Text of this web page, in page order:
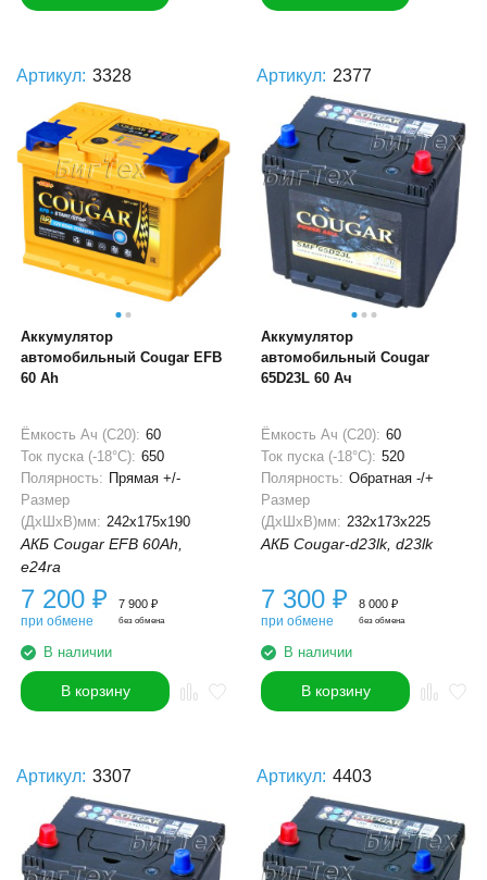
Артикул: 3328
Аккумулятор
автомобильный Cougar EFB
60 Ah
Ёмкость Ач (С20): 60
Ток пуска (-18°С): 650
Полярность: Прямая +/-
Размер
(ДхШхВ)мм: 242x175x190
АКБ Cougar EFB 60Ah,
e24ra
7 200 ₽
при обмене
7 900 ₽
без обмена
В наличии
В корзину
Артикул: 2377
Аккумулятор
автомобильный Cougar
65D23L 60 Ач
Ёмкость Ач (С20): 60
Ток пуска (-18°С): 520
Полярность: Обратная -/+
Размер
(ДхШхВ)мм: 232x173x225
АКБ Cougar-d23lk, d23lk
7 300 ₽
при обмене
8 000 ₽
без обмена
В наличии
В корзину
Артикул: 3307 Артикул: 4403